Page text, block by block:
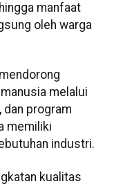
manfaat
oleh warga
melalui
dan program
memiliki
industri.
kualitas